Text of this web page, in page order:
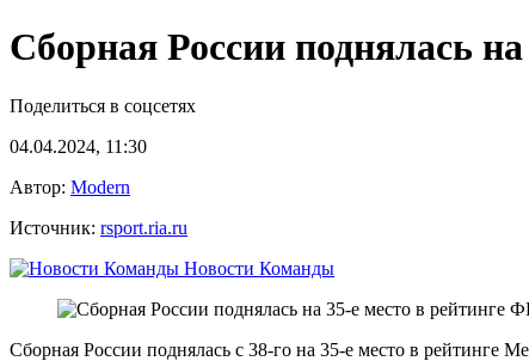
Сборная России поднялась
Поделиться в соцсетях
04.04.2024, 11:30
Автор: Modern
Источник: rsport.ria.ru
Новости Команды
Сборная России поднялась с 38-го на 35-е место в рейтинге